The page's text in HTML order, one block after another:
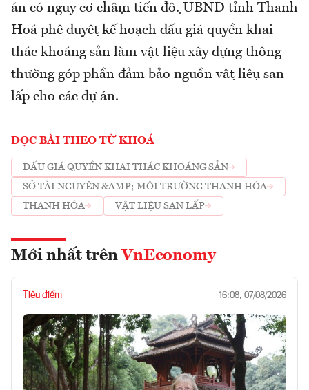
án có nguy cơ chậm tiến độ. UBND tỉnh Thanh
Hoá phê duyệt kế hoạch đấu giá quyền khai
thác khoáng sản làm vật liệu xây dựng thông
thường góp phần đảm bảo nguồn vật liệu san
lấp cho các dự án.
ĐỌC BÀI THEO TỪ KHOÁ
ĐẤU GIÁ QUYỀN KHAI THÁC KHOÁNG SẢN
SỞ TÀI NGUYÊN &AMP; MÔI TRƯỜNG THANH HÓA
THANH HÓA
VẬT LIỆU SAN LẤP
Mới nhất trên VnEconomy
Tiêu điểm 16:08, 07/08/2026